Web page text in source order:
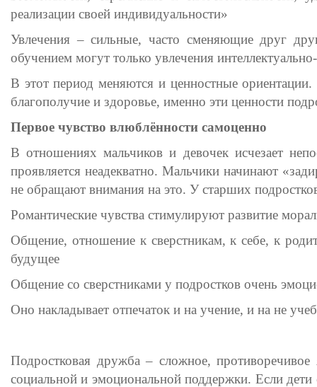
реализации своей индивидуальности»
Увлечения – сильные, часто сменяющие друг
обучением могут только увлечения
В этот период меняются и ценностные ориентации.
благополучие и здоровье, именно эти ценности
Первое чувство влюблённости самоценно
В отношениях мальчиков и девочек исчезает
проявляется неадекватно. Мальчики начинают
не обращают внимания на это. У старших
Романтические чувства стимулируют развитие
Общение, отношение к сверстникам, к себе, к
будущее
Общение со сверстниками у подростков очень
Оно накладывает отпечаток и на учение, и на не
Подростковая дружба – сложное,
социальной и эмоциональной поддержки. Если